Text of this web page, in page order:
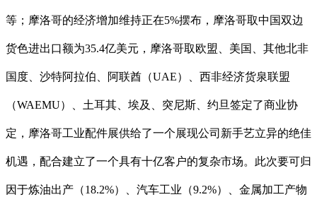
等；摩洛哥的经济增加维持正在5%摆布，摩洛哥取中国双边
货色进出口额为35.4亿美元，摩洛哥取欧盟、美国、其他北非
国度、沙特阿拉伯、阿联酋（UAE）、西非经济货泉联盟
（WAEMU）、土耳其、埃及、突尼斯、约旦签定了商业协
定，摩洛哥工业配件展供给了一个展现公司新手艺立异的绝佳
机遇，配合建立了一个具有十亿客户的复杂市场。此次要可归
因于炼油出产（18.2%）、汽车工业（9.2%）、金属加工产物